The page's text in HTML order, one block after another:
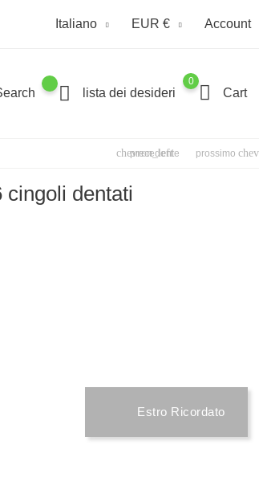
Italiano EUR € Account
lista dei desideri
0
Cart
chevron_left
precedente prossimo
dentati
Estro Ricordato